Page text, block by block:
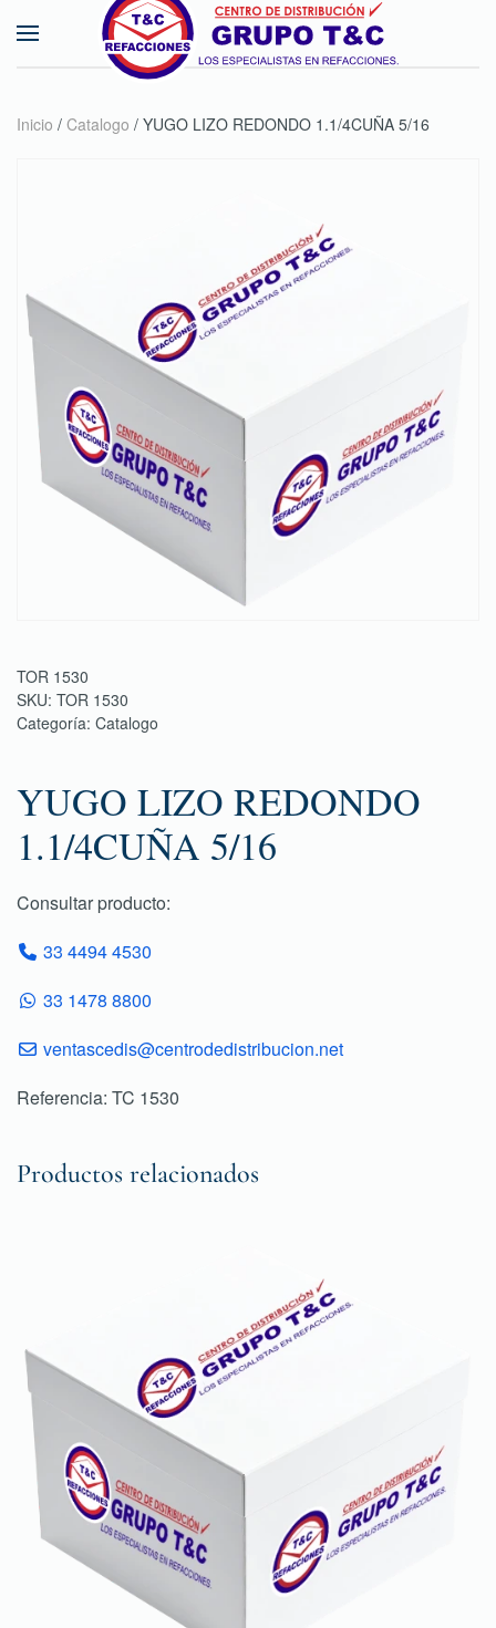
Skip to main content
Inicio / Catalogo / YUGO LIZO REDONDO 1.1/4CUÑA 5/16
TOR 1530
SKU: TOR 1530
Categoría: Catalogo
YUGO LIZO REDONDO
1.1/4CUÑA 5/16
Consultar producto:
33 4494 4530
33 1478 8800
ventascedis@centrodedistribucion.net
Referencia: TC 1530
Productos relacionados